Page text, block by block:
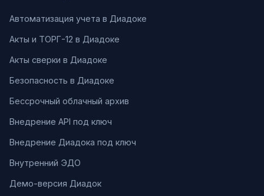
Автоматизация учета в Диадоке
Акты и ТОРГ-12 в Диадоке
Акты сверки в Диадоке
Безопасность в Диадоке
Бессрочный облачный архив
Внедрение API под ключ
Внедрение Диадока под ключ
Внутренний ЭДО
Демо-версия Диадок